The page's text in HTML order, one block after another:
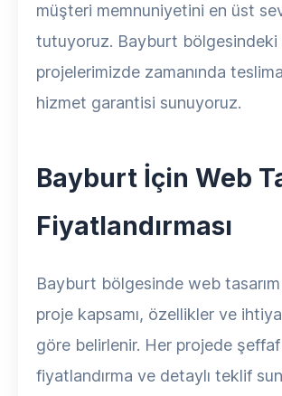
müşteri memnuniyetini en üst
tutuyoruz. Bayburt bölgesindeki
projelerimizde zamanında
hizmet garantisi sunuyoruz.
Bayburt İçin Web
Fiyatlandırması
Bayburt bölgesinde web tasarım
proje kapsamı, özellikler ve
göre belirlenir. Her projede şeffaf
fiyatlandırma ve detaylı teklif